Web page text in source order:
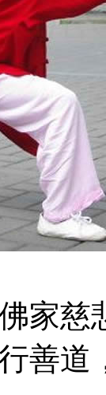
慈
善道